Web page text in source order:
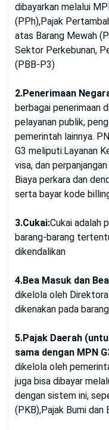
dibayarkan melalui
(PPh),Pajak
atas Barang Mewah
Sektor Perkebunan,
(PBB-P3)
2.Penerimaan
berbagai penerimaan
pelayanan publik,
pemerintah lainnya.
G3 meliputi:Layanan
visa, dan
Biaya perkara dan
serta bayar kode
3.Cukai:Cukai adalah
barang-barang
dikendalikan
4.Bea Masuk dan
dikelola oleh
dikenakan pada
5.Pajak Daerah
sama dengan MPN
dikelola oleh
juga bisa dibayar
dengan sistem ini,
(PKB),Pajak Bumi dan